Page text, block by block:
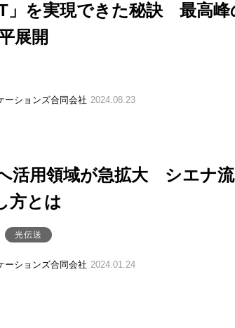
」を実現できた秘訣 最高峰
展開
ションズ合同会社 2024.08.23
活用領域が急拡大 シエナ
方とは
光伝送
ションズ合同会社 2024.01.24